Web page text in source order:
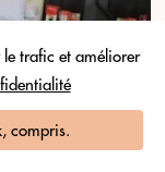
trafic et améliorer
compris.